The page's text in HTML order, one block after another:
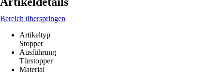
Bereich überspringen
Artikeltyp
Stopper
Ausführung
Türstopper
Material